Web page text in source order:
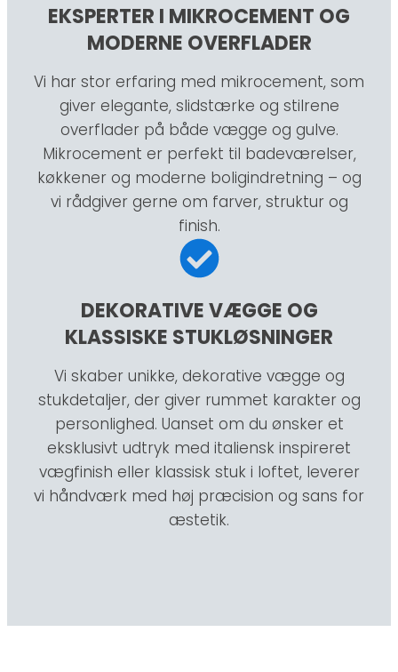
EKSPERTER I MIKROCEMENT OG
MODERNE OVERFLADER
Vi har stor erfaring med mikrocement, som
giver elegante, slidstærke og stilrene
overflader på både vægge og gulve.
Mikrocement er perfekt til badeværelser,
køkkener og moderne boligindretning – og
vi rådgiver gerne om farver, struktur og
finish.
DEKORATIVE VÆGGE OG
KLASSISKE STUKLØSNINGER
Vi skaber unikke, dekorative vægge og
stukdetaljer, der giver rummet karakter og
personlighed. Uanset om du ønsker et
eksklusivt udtryk med italiensk inspireret
vægfinish eller klassisk stuk i loftet, leverer
vi håndværk med høj præcision og sans for
æstetik.